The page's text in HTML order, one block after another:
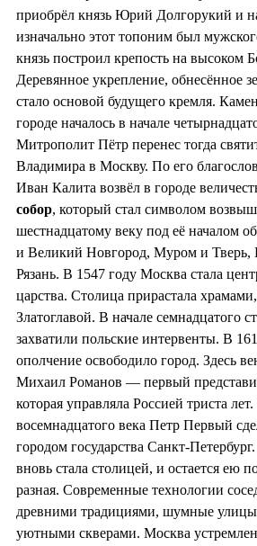
приобрёл князь Юрий Долгорукий и
изначально этот топоним был
князь построил крепость на высоком
Деревянное укрепление, обнесённое
стало основой будущего кремля.
городе началось в начале
Митрополит Пётр перенес тогда
Владимира в Москву. По его
Иван Калита возвёл в городе
собор, который стал символом
шестнадцатому веку под её началом
и Великий Новгород, Муром и Тверь,
Рязань. В 1547 году Москва стала
царства. Столица прирастала
Златоглавой. В начале семнадцатого
захватили польские интервенты. В
ополчение освободило город. Здесь
Михаил Романов — первый
которая управляла Россией триста
восемнадцатого века Петр Первый
городом государства Санкт-
вновь стала столицей, и остается ею
разная. Современные технологии
древними традициями, шумные
уютными скверами. Москва